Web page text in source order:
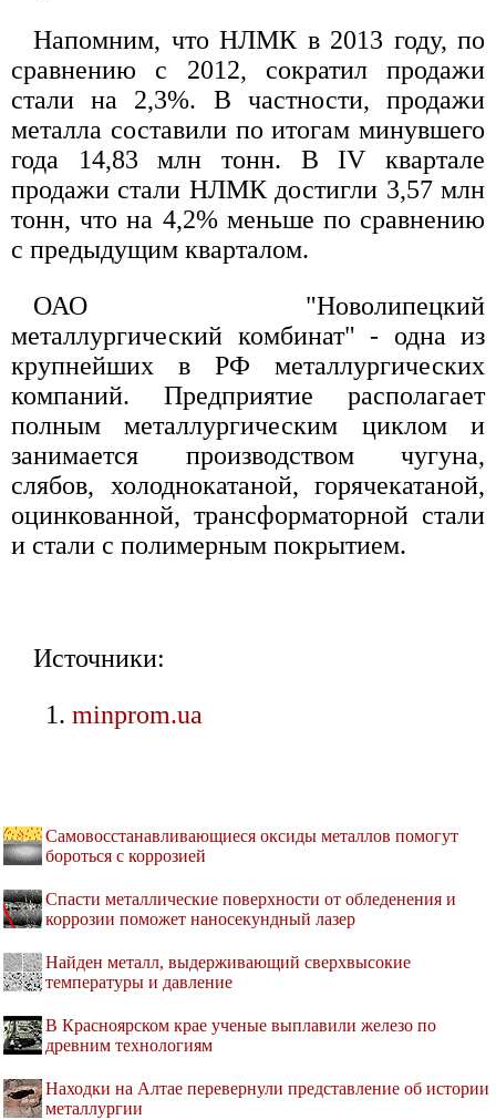
Напомним, что НЛМК в 2013 году, по
сравнению с 2012, сократил продажи
стали на 2,3%. В частности, продажи
металла составили по итогам минувшего
года 14,83 млн тонн. В IV квартале
продажи стали НЛМК достигли 3,57 млн
тонн, что на 4,2% меньше по сравнению
с предыдущим кварталом.
ОАО "Новолипецкий
металлургический комбинат" - одна из
крупнейших в РФ металлургических
компаний. Предприятие располагает
полным металлургическим циклом и
занимается производством чугуна,
слябов, холоднокатаной, горячекатаной,
оцинкованной, трансформаторной стали
и стали с полимерным покрытием.
Источники:
minprom.ua
Самовосстанавливающиеся оксиды металлов помогут
бороться с коррозией
Спасти металлические поверхности от обледенения и
коррозии поможет наносекундный лазер
Найден металл, выдерживающий сверхвысокие
температуры и давление
В Красноярском крае ученые выплавили железо по
древним технологиям
Находки на Алтае перевернули представление об истории
металлургии